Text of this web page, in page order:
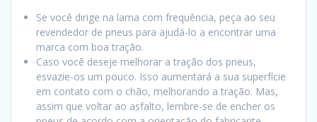
Se você dirige na lama com frequência, peça ao seu
revendedor de pneus para ajudá-lo a encontrar uma
marca com boa tração.
Caso você deseje melhorar a tração dos pneus,
esvazie-os um pouco. Isso aumentará a sua superfície
em contato com o chão, melhorando a tração. Mas,
assim que voltar ao asfalto, lembre-se de encher os